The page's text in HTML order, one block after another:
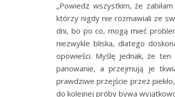
„Powiedz wszystkim, że
którzy nigdy nie rozmawiali ze
dni, bo po co, mogą mieć
niezwykle bliska, dlatego
opowieści. Myślę jednak, że
panowanie, a przejmują je
prawdziwe przejście przez
do kolejnej próby bywa